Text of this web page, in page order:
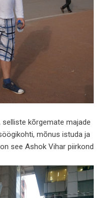
kõrgemate majade
mõnus istuda ja
see Ashok Vihar piirkond